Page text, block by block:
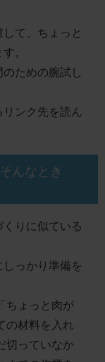
て、ちょっと
。
のための腕試し
リンク先を読ん
んなとき
りに似ている
しっかり準備を
ちょっと肉が
の材料を入れ
切っていなか